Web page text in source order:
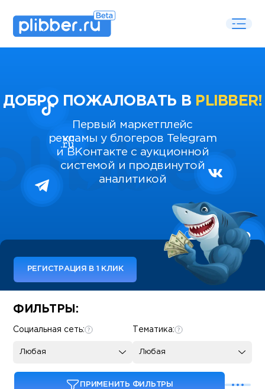
ДОБРО ПОЖАЛОВАТЬ В PLIBBER!
Первый маркетплейс
рекламы у блогеров Telegram
и ВКонтакте с аукционной
системой и продвинутой
аналитикой
РЕГИСТРАЦИЯ В 1 КЛИК
Some SEO Title
ФИЛЬТРЫ:
Тематика:
Любая
Социальная сеть:
Любая
ПРИМЕНИТЬ ФИЛЬТРЫ